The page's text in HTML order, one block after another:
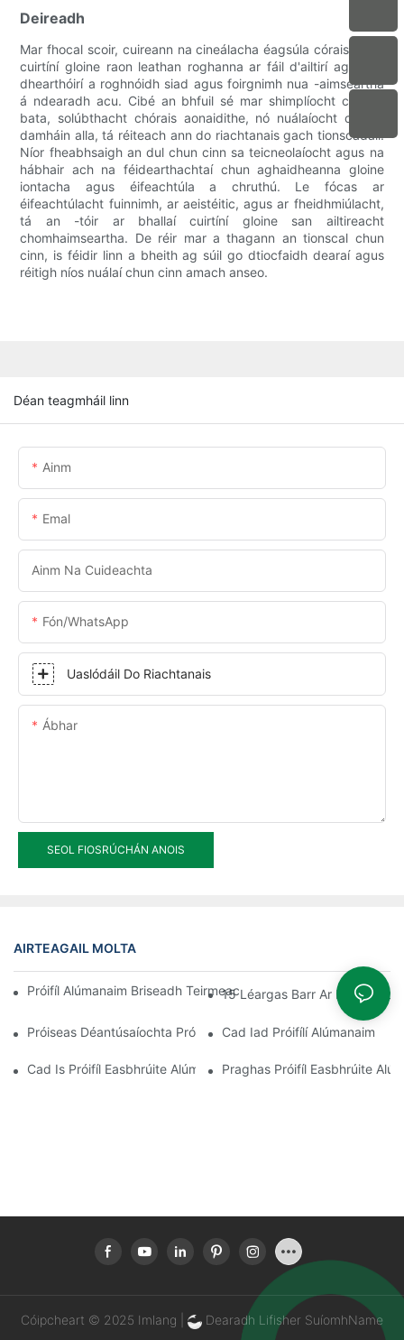
Deireadh
Mar fhocal scoir, cuireann na cineálacha éagsúla córais ballaí
cuirtíní gloine raon leathan roghanna ar fáil d'ailtirí agus do
dhearthóirí a roghnóidh siad agus foirgnimh nua -aimseartha
á ndearadh acu. Cibé an bhfuil sé mar shimplíocht chórais
bata, solúbthacht chórais aonaidithe, nó nuálaíocht chóras
damháin alla, tá réiteach ann do riachtanais gach tionscadail.
Níor fheabhsaigh an dul chun cinn sa teicneolaíocht agus na
hábhair ach na féidearthachtaí chun aghaidheanna gloine
iontacha agus éifeachtúla a chruthú. Le fócas ar
éifeachtúlacht fuinnimh, ar aeistéitic, agus ar fheidhmiúlacht,
tá an -tóir ar bhallaí cuirtíní gloine san ailtireacht
chomhaimseartha. De réir mar a thagann an tionscal chun
cinn, is féidir linn a bheith ag súil go dtiocfaidh dearaí agus
réitigh níos nuálaí chun cinn amach anseo.
Déan teagmháil linn
Ainm
Emal
Ainm Na Cuideachta
Fón/WhatsApp
Uaslódáil Do Riachtanais
Ábhar
SEOL FIOSRÚCHÁN ANOIS
AIRTEAGAIL MOLTA
Próifíl Alúmanaim Briseadh Teirmeach A Thionól Go Tapa Sa
15 Léargas Barr Ar Na
Próiseas Déantúsaíochta Próifíl Easbhrúite Alúmanaim
Cad Iad Próifílí Alúmanaim
Cad Is Próifíl Easbhrúite Alúmanaim AnnPraghas Próifíl Easbhrúite
Cóipcheart © 2025 Imlang | Dearadh Lifisher SuíomhName